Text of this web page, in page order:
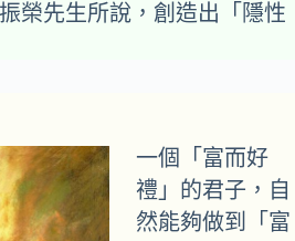
榮先生所說，創造出「隱性
一個「富而好
禮」的君子，自
然能夠做到「富